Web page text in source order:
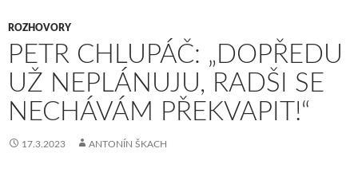
ROZHOVORY
PETR CHLUPÁČ: „DOPŘEDU
UŽ NEPLÁNUJU, RADŠI SE
NECHÁVÁM PŘEKVAPIT!“
17.3.2023 ANTONÍN ŠKACH